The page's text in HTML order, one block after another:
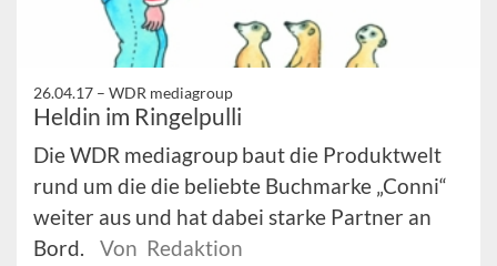
26.04.17 – WDR mediagroup
Heldin im Ringelpulli
Die WDR mediagroup baut die Produktwelt
rund um die die beliebte Buchmarke „Conni“
weiter aus und hat dabei starke Partner an
Bord.
Von Redaktion